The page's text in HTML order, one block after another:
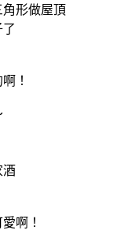
形做屋頂
！
酒
啊！